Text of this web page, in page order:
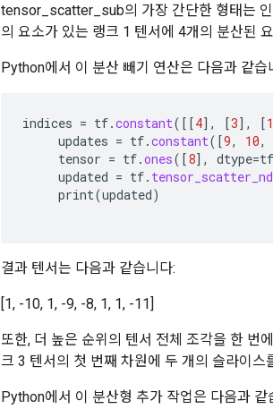
tensor_scatter_sub의 가장 간단한 형태는
의 요소가 있는 랭크 1 텐서에 4개의 분산된
Python에서 이 분산 빼기 연산은 다음과 같습
indices = tf.constant( [[4] , [3] , [1
updates = tf.constant( [9, 10,
tensor = tf.ones( [8] , dtype=tf
updated = tf.
print(updated)
결과 텐서는 다음과 같습니다:
[1, -10, 1, -9, -8, 1, 1, -11]
또한, 더 높은 순위의 텐서 전체 조각을 한 번
크 3 텐서의 첫 번째 차원에 두 개의 슬라이스
Python에서 이 분산형 추가 작업은 다음과 같